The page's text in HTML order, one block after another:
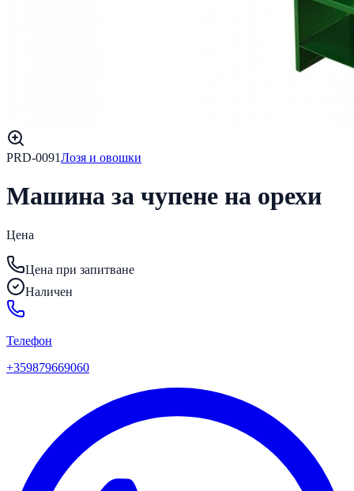
PRD-0091Лозя и овошки
Mашина за чупене на орехи
Цена
Цена при запитване
Наличен
Телефон
+359879669060